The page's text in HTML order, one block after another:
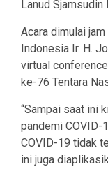
Lanud Sjamsudin
Acara dimulai
Indonesia Ir. H.
virtual
ke-76 Tentara
“Sampai saat ini
pandemi COVID-
COVID-19 tidak
ini juga